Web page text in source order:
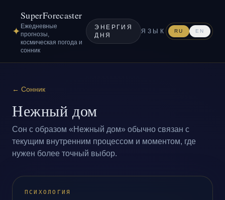
✦
SuperForecaster
Ежедневные
прогнозы,
космическая погода и
сонник
ЭНЕРГИЯ
ДНЯ
ЯЗЫК RU EN
← Сонник
Нежный дом
Сон с образом «Нежный дом» обычно связан с
текущим внутренним процессом и моментом, где
нужен более точный выбор.
ПСИХОЛОГИЯ